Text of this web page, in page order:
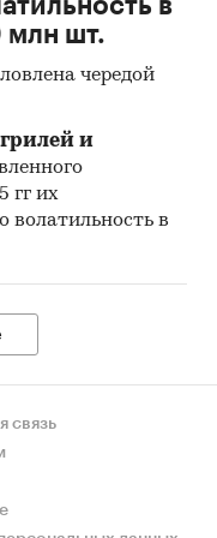
приобретаемые
ИПЦ
цен на
их основе
цены
услуг) на один и
товар
и ИПЦ
в
млн шт.
чередой
и
гг их
волатильность в
связь